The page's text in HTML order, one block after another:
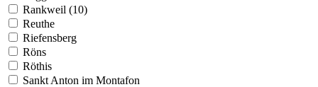
Rankweil (10)
Reuthe
Riefensberg
Röns
Röthis
Sankt Anton im Montafon